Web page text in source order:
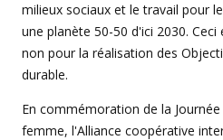
milieux sociaux et le travail pour
une planète 50-50 d'ici 2030.
non pour la réalisation des
durable.
En commémoration de la
femme, l'Alliance coopérative